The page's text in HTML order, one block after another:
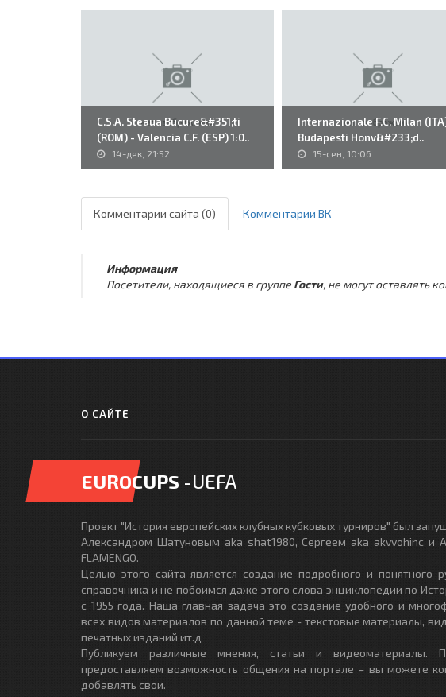
C.S.A. Steaua Bucure&#351;ti
(ROM) - Valencia C.F. (ESP) 1:0..
14-дек, 21:52
Internazionale F.C. Milan
Budapesti Honv&#233;d..
15-сен, 10:06
Комментарии сайта (0) Комментарии ВК
Информация
Посетители, находящиеся в группе Гости, не могут оставлять
О САЙТЕ
EUROCUPS -UEFA
Проект "История европейских клубных кубковых турниров" был
Александром Шатуновым aka shat1980, Сергеем aka akvvohinc и
FLAMENGO.
Целью этого сайта является создание подробного и понятного
справочника и не побоимся даже этого слова энциклопедии по
с 1955 года. Наша главная задача это создание удобного и
всех видов материалов по данной теме - текстовые материалы,
печатных изданий ит.д
Публикуем различные мнения, статьи и видеоматериалы.
предоставляем возможность общения на портале – вы можете
добавлять свои.